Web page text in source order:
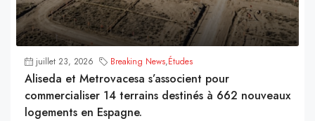
juillet 23, 2026 Breaking News,Études
Aliseda et Metrovacesa s’associent pour
commercialiser 14 terrains destinés à 662 nouveaux
logements en Espagne.